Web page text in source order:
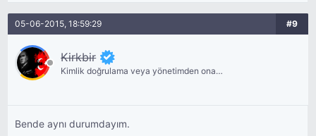
05-06-2015, 18:59:29 #9
Kirkbir
Kimlik doğrulama veya yönetimden onay
Bende aynı durumdayım.